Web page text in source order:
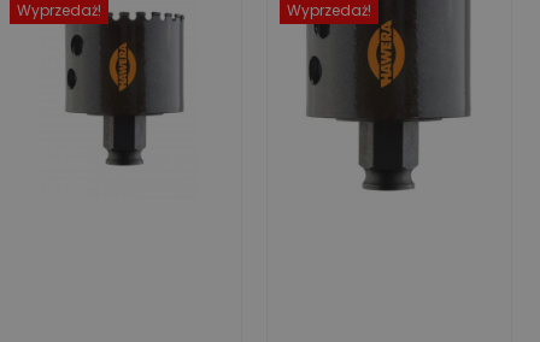
Wyprzedaż! Wyprzedaż!